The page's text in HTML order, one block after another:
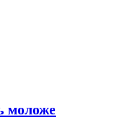
моложе